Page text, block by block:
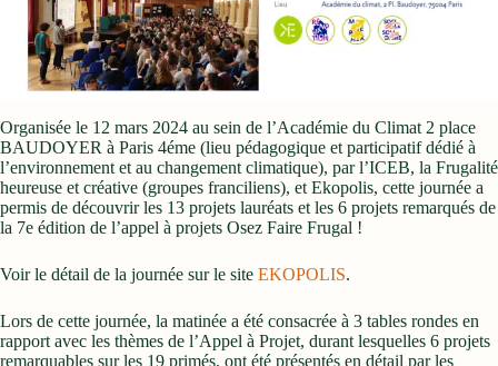
Organisée le 12 mars 2024 au sein de l’Académie du Climat 2 place
BAUDOYER à Paris 4éme (lieu pédagogique et participatif dédié à
l’environnement et au changement climatique), par l’ICEB, la Frugalité
heureuse et créative (groupes franciliens), et Ekopolis, cette journée a
permis de découvrir les 13 projets lauréats et les 6 projets remarqués de
la 7e édition de l’appel à projets Osez Faire Frugal !
Voir le détail de la journée sur le site EKOPOLIS.
Lors de cette journée, la matinée a été consacrée à 3 tables rondes en
rapport avec les thèmes de l’Appel à Projet, durant lesquelles 6 projets
remarquables sur les 19 primés, ont été présentés en détail par les